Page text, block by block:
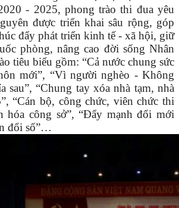
- 2025, phong trào thi đua yêu
được triển khai sâu rộng, góp
đẩy phát triển kinh tế - xã hội, giữ
phòng, nâng cao đời sống Nhân
tiêu biểu gồm: “Cả nước chung sức
mới”, “Vì người nghèo - Không
sau”, “Chung tay xóa nhà tạm, nhà
“Cán bộ, công chức, viên chức thi
hóa công sở”, “Đẩy mạnh đổi mới
đổi số”…